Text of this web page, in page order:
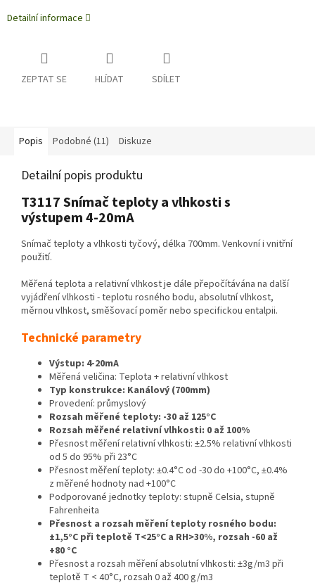
Detailní informace
ZEPTAT SE HLÍDAT SDÍLET
Popis Podobné (11) Diskuze
Detailní popis produktu
T3117 Snímač teploty a vlhkosti s
výstupem 4-20mA
Snímač teploty a vlhkosti tyčový, délka 700mm. Venkovní i vnitřní
použití.
Měřená teplota a relativní vlhkost je dále přepočítávána na další
vyjádření vlhkosti - teplotu rosného bodu, absolutní vlhkost,
měrnou vlhkost, směšovací poměr nebo specifickou entalpii.
Technické parametry
Výstup: 4-20mA
Měřená veličina: Teplota + relativní vlhkost
Typ konstrukce: Kanálový (700mm)
Provedení: průmyslový
Rozsah měřené teploty: -30 až 125°C
Rozsah měřené relativní vlhkosti: 0 až 100%
Přesnost měření relativní vlhkosti: ±2.5% relativní vlhkosti
od 5 do 95% při 23°C
Přesnost měření teploty: ±0.4°C od -30 do +100°C, ±0.4%
z měřené hodnoty nad +100°C
Podporované jednotky teploty: stupně Celsia, stupně
Fahrenheita
Přesnost a rozsah měření teploty rosného bodu:
±1,5°C při teplotě T<25°C a RH>30%, rozsah -60 až
+80 °C
Přesnost a rozsah měření absolutní vlhkosti: ±3g/m3 při
teplotě T < 40°C, rozsah 0 až 400 g/m3